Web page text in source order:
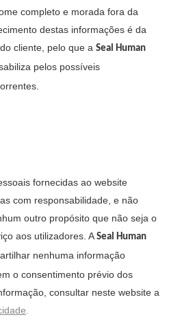
completo e morada fora da
destas informações é da
cliente, pelo que a Seal Human
pelos possíveis
fornecidas ao website
com responsabilidade, e não
outro propósito que não seja o
aos utilizadores. A Seal Human
nenhuma informação
o consentimento prévio dos
consultar neste website a